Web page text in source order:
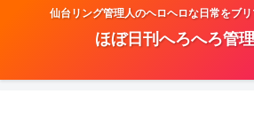
仙台リング管理人のヘロヘロな日常をブ
ほぼ日刊へろへろ管